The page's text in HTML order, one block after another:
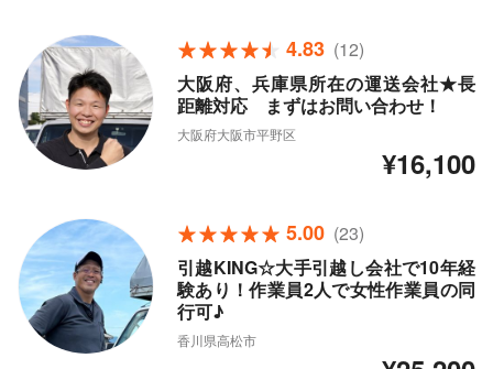
4.83 (12)
大阪府、兵庫県所在の運送会社★長
距離対応 まずはお問い合わせ！
大阪府大阪市平野区
¥16,100
5.00 (23)
引越KING☆大手引越し会社で10年経
験あり！作業員2人で女性作業員の同
行可♪
香川県高松市